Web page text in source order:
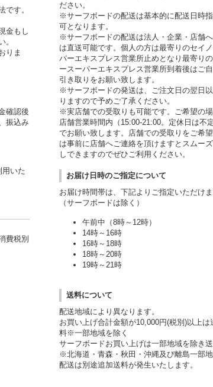
です。
金もし
。
りま
確認後
振込み
用いた
費税別
ださい。
※サーフボードの配送は基本的に配送日時
可となります。
※サーフボードの配送は法人・企業・店舗
は直送可能です。個人の方は最寄りのセイ
パーエキスプレス営業所止めとなり最寄り
ースーパーエキスプレス営業所到着後はご
引き取りをお願い致します。
※サーフボードの発送は、ご注文日の翌日
りますので予めご了承ください。
※実店舗での受取りも可能です。ご希望の
店舗営業時間内（15:00-21:00。定休日は不定
でお願い致します。店舗での受取りをご希
は事前に店舗へご連絡を頂けますとスムー
しできますのでぜひご利用ください。
お届け日時のご指定について
お届け時間帯は、下記よりご指定いただけま
（サーフボードは除く）
午前中（8時～12時）
14時～16時
16時～18時
18時～20時
19時～21時
送料について
配送地域により異なります。
お買い上げ合計金額が10,000円(税別)以上は
料※一部地域を除く
サーフボードお買い上げは一部地域を除き
※北海道・青森・秋田・沖縄及び離島一部
配送は別途追加送料が発生いたします。